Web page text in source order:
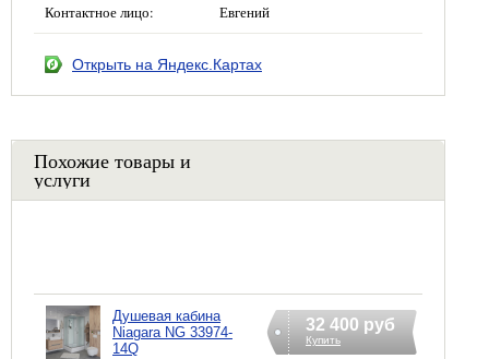
Контактное лицо: Евгений
Открыть на Яндекс.Картах
Похожие товары и
услуги
Душевая кабина
Niagara NG 33974-
14Q
32 400 руб
Купить